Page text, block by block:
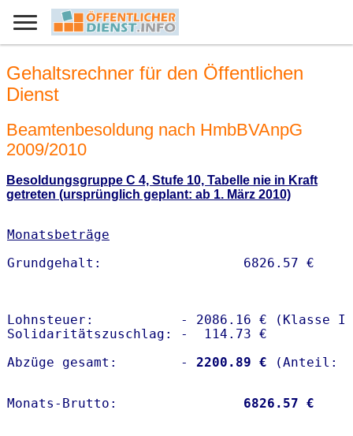
Gehaltsrechner für den Öffentlichen
Dienst
Beamtenbesoldung nach HmbBVAnpG
2009/2010
Besoldungsgruppe C 4, Stufe 10, Tabelle nie in Kraft
getreten (ursprünglich geplant: ab 1. März 2010)
Monatsbeträge
Lohnsteuer:           - 2086.16 € (Klasse I)
Solidaritätszuschlag: -  114.73 €
Abzüge gesamt:        -
2200.89 €
Monats-Brutto: 6826.57 €